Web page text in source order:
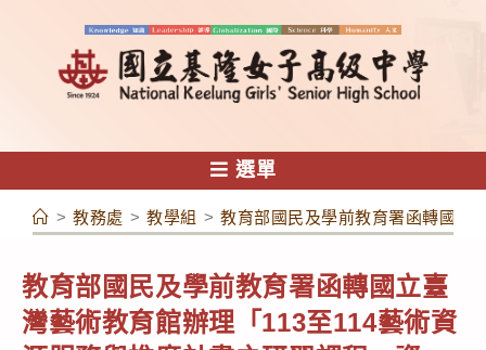
容
選單
> 教務處 > 教學組 > 教育部國民及學前教育署函轉國立
教育部國民及學前教育署函轉國立臺
灣藝術教育館辦理「113至114藝術資